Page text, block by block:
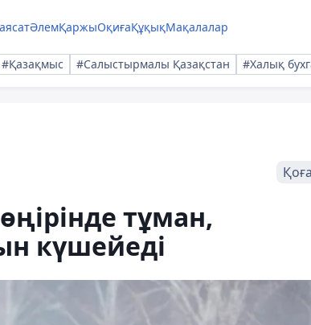
ӘлемҚаржыОқиғаҚұқықМақалалар
#Қазақмыс #Салыстырмалы Қазақстан #Халық
тұман,
күшейеді